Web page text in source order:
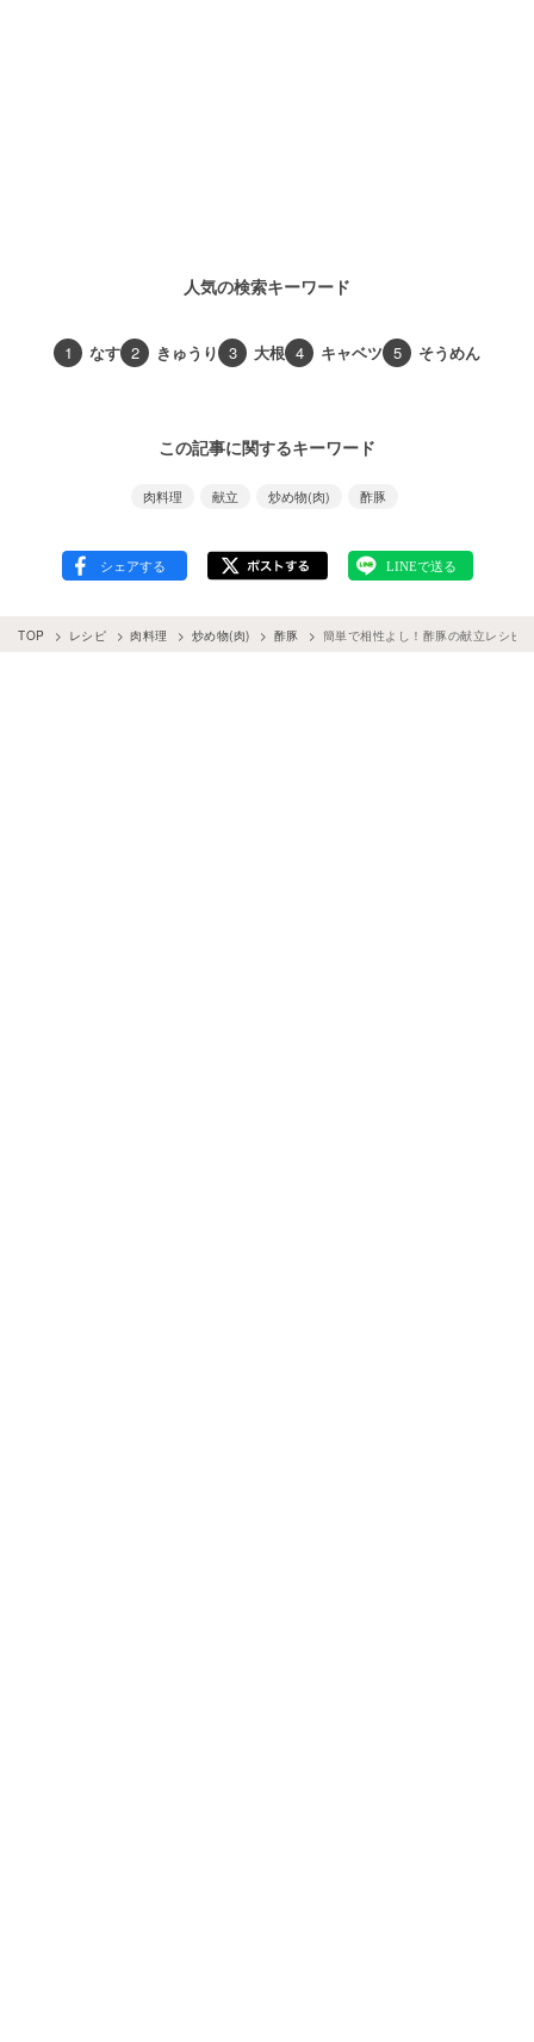
人気の検索キーワード
1 なす 2 きゅうり 3 大根 4 キャベツ 5 そうめん
この記事に関するキーワード
肉料理 献立 炒め物(肉) 酢豚
TOP レシピ 肉料理 炒め物(肉) 酢豚 簡単で相性よし！酢豚の献立レシピ